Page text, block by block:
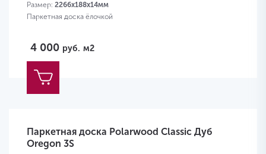
Размер: 2266х188х14мм
Паркетная доска ёлочкой
4 000 руб. м2
Паркетная доска Polarwood Classic Дуб
Oregon 3S